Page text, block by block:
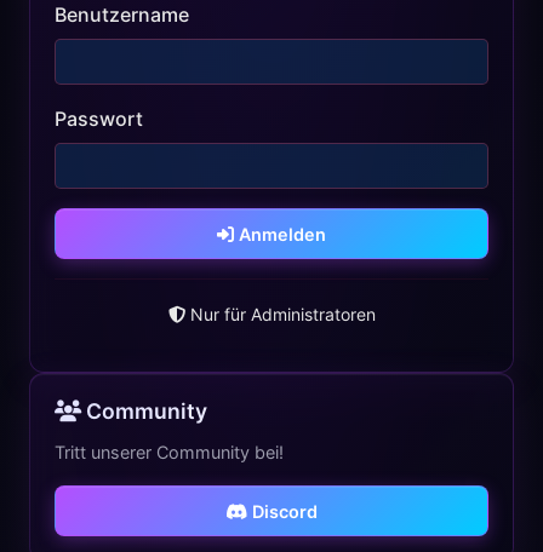
Benutzername
Passwort
Anmelden
Nur für Administratoren
Community
Tritt unserer Community bei!
Discord